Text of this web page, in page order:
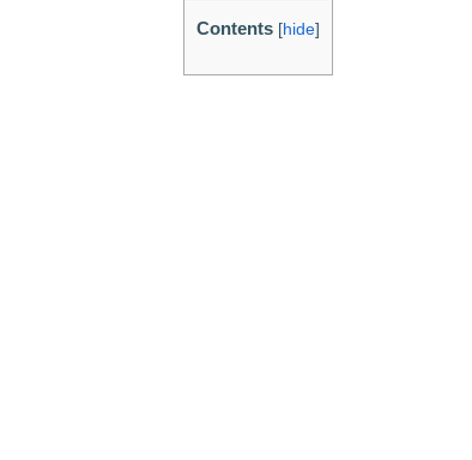
Contents [hide]